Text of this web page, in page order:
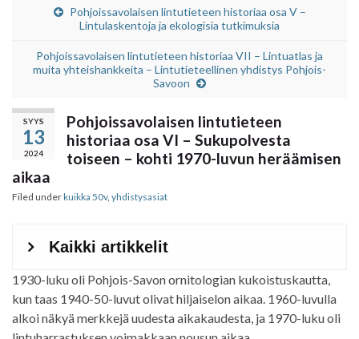
Pohjoissavolaisen lintutieteen historiaa osa V –
Lintulaskentoja ja ekologisia tutkimuksia
Pohjoissavolaisen lintutieteen historiaa VII – Lintuatlas ja
muita yhteishankkeita – Lintutieteellinen yhdistys Pohjois-
Savoon
SYYS
13
2024
Pohjoissavolaisen lintutieteen
historiaa osa VI – Sukupolvesta
toiseen – kohti 1970-luvun heräämisen
aikaa
Filed underkuikka 50v, yhdistysasiat
1930-luku oli Pohjois-Savon ornitologian kukoistuskautta,
kun taas 1940-50-luvut olivat hiljaiselon aikaa. 1960-luvulla
alkoi näkyä merkkejä uudesta aikakaudesta, ja 1970-luku oli